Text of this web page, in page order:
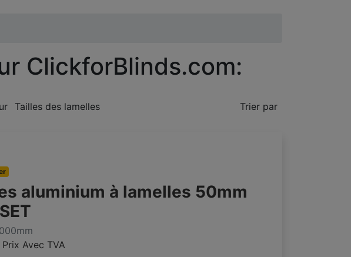
ClickforBlinds.com:
Tailles des lamelles
Trier par
aluminium à lamelles 50mm
Prix Avec TVA